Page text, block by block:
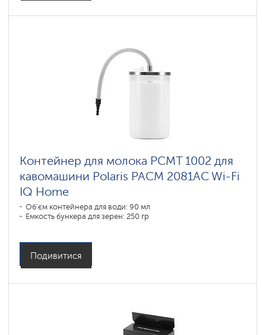
Контейнер для молока PCMT 1002 для
кавомашини Polaris PACM 2081AC Wi-Fi
IQ Home
Об'єм контейнера для води: 90 мл
Емкость бункера для зерен: 250 гр
Подивитися